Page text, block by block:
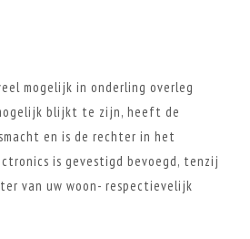
mogelijk in onderling overleg
blijkt te zijn, heeft de
en is de rechter in het
is gevestigd bevoegd, tenzij
van uw woon- respectievelijk